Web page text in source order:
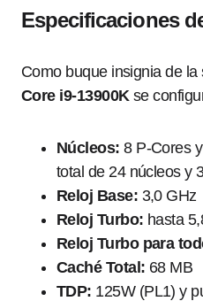
Especificaciones
Como buque insignia de la
Core i9-13900Kse
Núcleos: 8 P-Cores
total de 24 núcleos y
Reloj Base: 3,0 GHz
Reloj Turbo: hasta
Reloj Turbo para
Caché Total: 68 MB
TDP: 125W (PL1) y